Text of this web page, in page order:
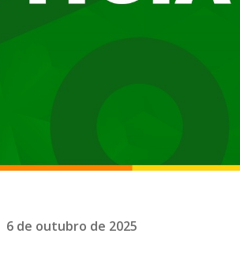
6 de outubro de 2025